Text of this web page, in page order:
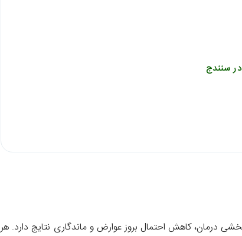
سنندج
درمان، کاهش احتمال بروز عوارض و ماندگاری نتایج دارد. هر